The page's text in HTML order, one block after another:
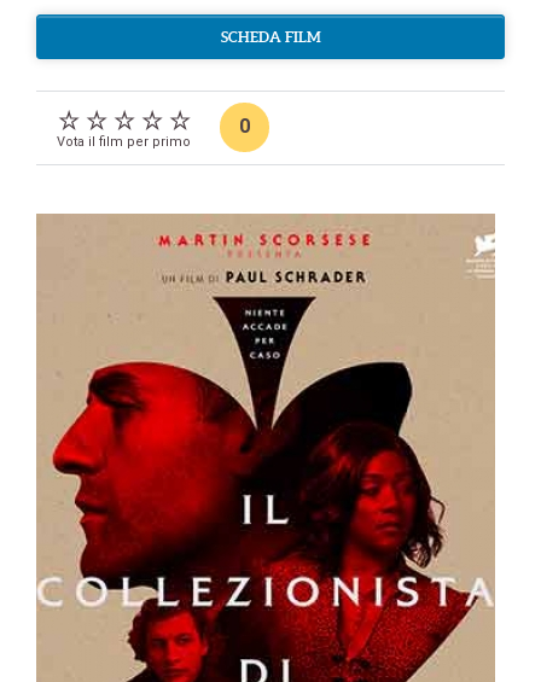
SCHEDA FILM
Vota il film per primo
0